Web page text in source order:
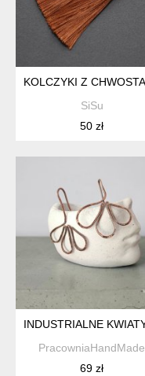
KOLCZYKI Z
SiSu
50 zł
INDUSTRIALNE
PracowniaHandMade
69 zł